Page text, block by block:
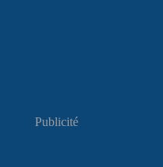
Publicité